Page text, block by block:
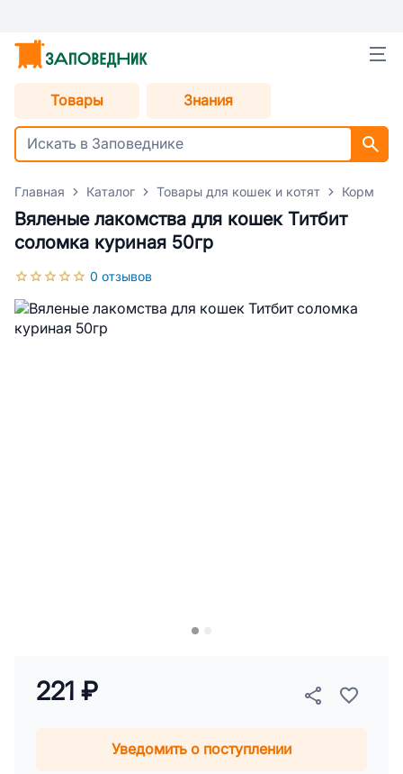
Товары Знания
Главная Каталог Товары для кошек и котят Корм
Вяленые лакомства для кошек Титбит
соломка куриная 50гр
0 отзывов
221 ₽
Уведомить о поступлении